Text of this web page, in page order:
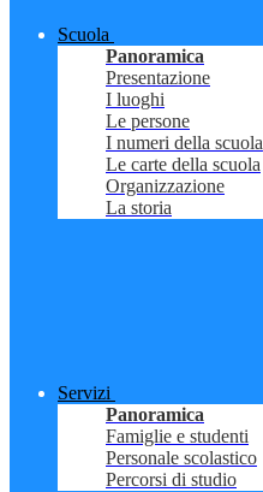
Scuola
Panoramica
Presentazione
I luoghi
Le persone
I numeri della scuola
Le carte della scuola
Organizzazione
La storia
Servizi
Panoramica
Famiglie e studenti
Personale scolastico
Percorsi di studio